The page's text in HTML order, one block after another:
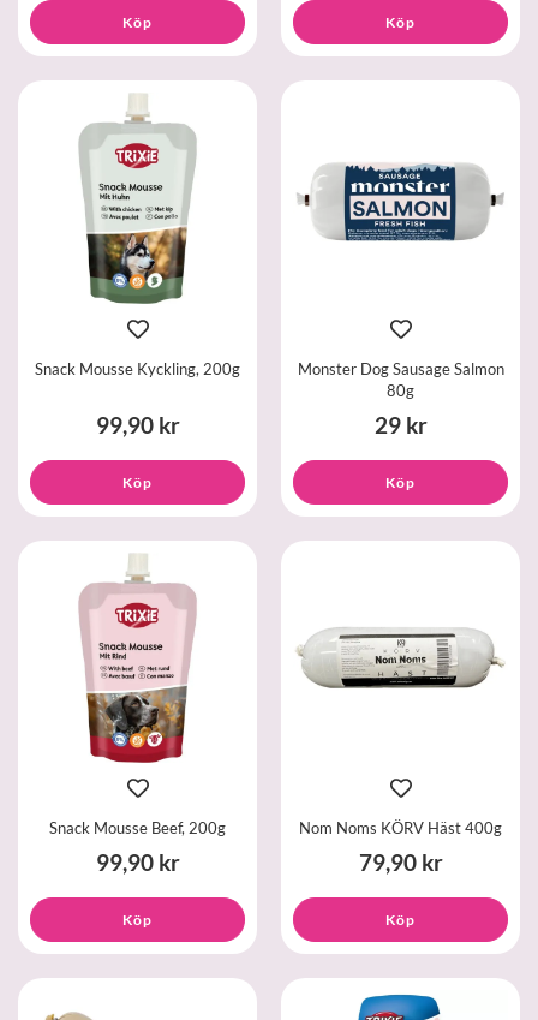
Köp Köp
Snack Mousse Kyckling, 200g
99,90 kr
Köp
Monster Dog Sausage Salmon
80g
29 kr
Köp
Snack Mousse Beef, 200g
99,90 kr
Köp
Nom Noms KÖRV Häst 400g
79,90 kr
Köp